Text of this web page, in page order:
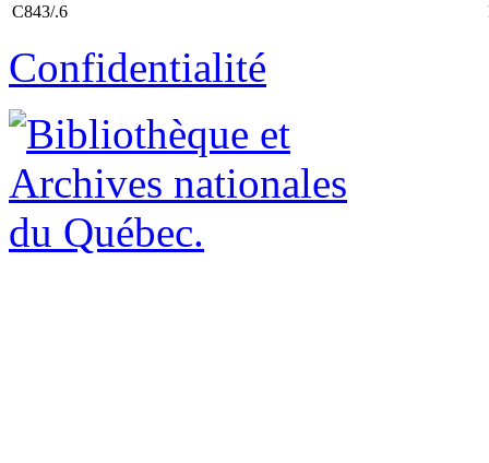
C843/.6
Confidentialité